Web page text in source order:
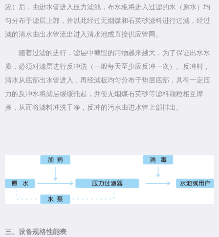
应）后，由进水管进入压力滤池，布水板将进入过滤的水（原水）均
匀分布于滤层上部，并以此经过无烟煤和石英砂滤料进行过滤，经过
滤的清水由出水管流出进入清水池或直接供应管网。
随着过滤的进行，滤层中截留的污物越来越大，为了保证出水水
质，必须对滤层进行反冲洗（一般每天至少应反冲一次）。反冲时，
清水从底部出水管进入，再经滤板均匀分布于垫层底部，具有一定压
力的反冲水将滤层缓缓托起，并使无烟煤石英砂等滤料颗粒相互摩
擦，从而将滤料冲洗干净，反冲的污水由进水管上部排出 。
三、设备规格性能表